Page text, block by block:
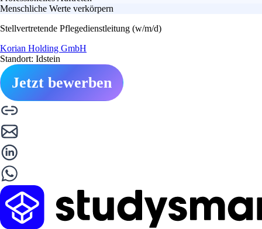
Menschliche Werte verkörpern
Stellvertretende Pflegedienstleitung (w/m/d)
Korian Holding GmbH
Standort: Idstein
Jetzt bewerben